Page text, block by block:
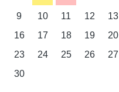
9
10 11 12 13
16
17 18 19 20
23
24 25 26 27
30